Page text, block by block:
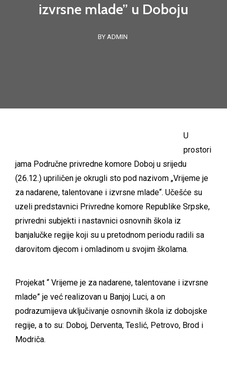
izvrsne mlade” u Doboju
BY ADMIN
U
prostori
jama Područne privredne komore Doboj u srijedu
(26.12.) upriličen je okrugli sto pod nazivom „Vrijeme je
za nadarene, talentovane i izvrsne mlade“. Učešće su
uzeli predstavnici Privredne komore Republike Srpske,
privredni subjekti i nastavnici osnovnih škola iz
banjalučke regije koji su u pretodnom periodu radili sa
darovitom djecom i omladinom u svojim školama.
Projekat “ Vrijeme je za nadarene, talentovane i izvrsne
mlade” je već realizovan u Banjoj Luci, a on
podrazumijeva uključivanje osnovnih škola iz dobojske
regije, a to su: Doboj, Derventa, Teslić, Petrovo, Brod i
Modriča.